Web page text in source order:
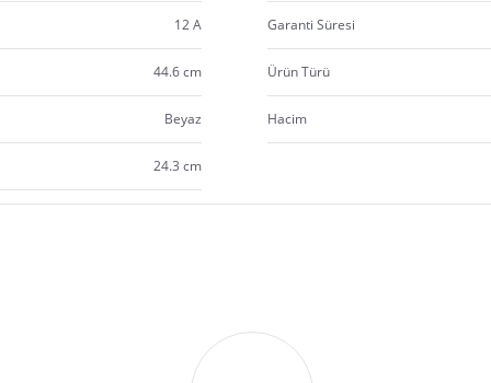
12 A Garanti Süresi
44.6 cm Ürün Türü
Beyaz Hacim
24.3 cm